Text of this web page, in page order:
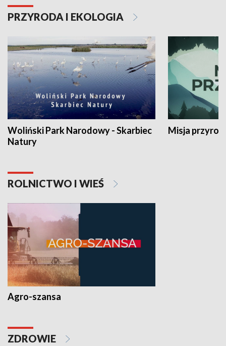
PRZYRODA I EKOLOGIA
Woliński Park Narodowy - Skarbiec
Natury
Misja
ROLNICTWO I WIEŚ
Agro-szansa
ZDROWIE